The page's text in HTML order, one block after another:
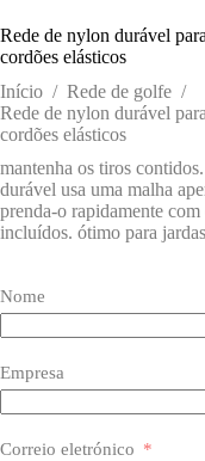
Rede de nylon durável
cordões elásticos
Início / Rede de golfe /
Rede de nylon durável
cordões elásticos
mantenha os tiros
durável usa uma malha
prenda-o rapidamente
incluídos. ótimo para
Nome
Empresa
Correio eletrónico